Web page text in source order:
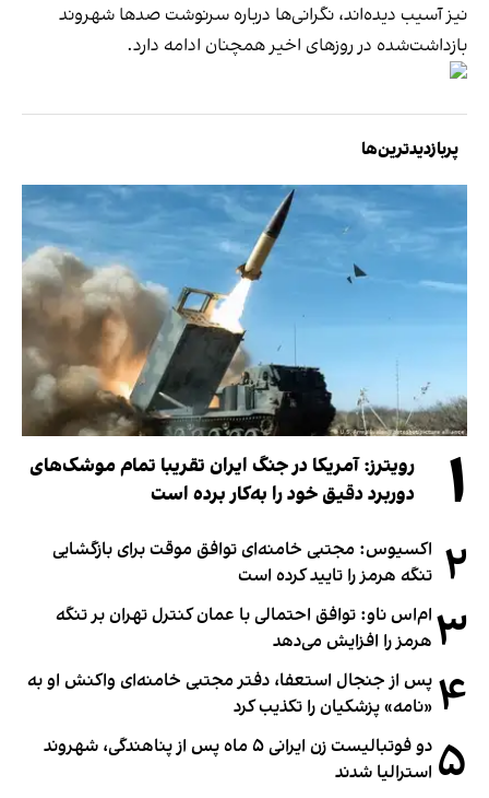
نیز آسیب دیده‌اند، نگرانی‌ها درباره سرنوشت صدها شهروند
بازداشت‌شده در روزهای اخیر همچنان ادامه دارد.
پربازدیدترین‌ها
۱
رویترز: آمریکا در جنگ ایران تقریبا تمام موشک‌های
دوربرد دقیق خود را به‌کار برده است
۲ اکسیوس: مجتبی خامنه‌ای توافق موقت برای بازگشایی
تنگه هرمز را تایید کرده است
۳ ام‌اس ناو: توافق احتمالی با عمان کنترل تهران بر تنگه
هرمز را افزایش می‌دهد
۴ پس از جنجال استعفا، دفتر مجتبی خامنه‌ای واکنش او به
«نامه» پزشکیان را تکذیب کرد
۵
دو فوتبالیست زن ایرانی ۵ ماه پس از پناهندگی، شهروند
استرالیا شدند